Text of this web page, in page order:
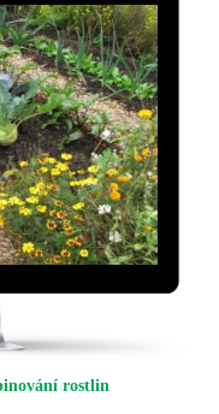
rostlin